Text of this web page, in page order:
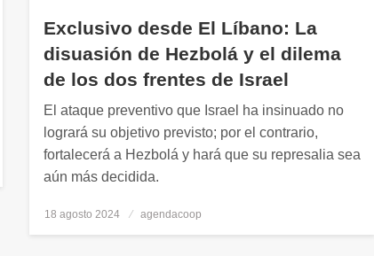
Exclusivo desde El Líbano: La
disuasión de Hezbolá y el dilema
de los dos frentes de Israel
El ataque preventivo que Israel ha insinuado no
logrará su objetivo previsto; por el contrario,
fortalecerá a Hezbolá y hará que su represalia sea
aún más decidida.
Publicado
18 agosto 2024 agendacoop